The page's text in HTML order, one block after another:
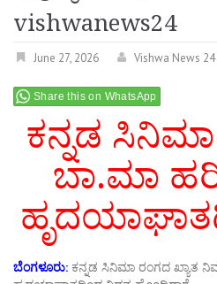
vishwanews24
June 27, 2026 Vishwa News 24
Share this on WhatsApp
ಕನ್ನಡ
ಬಾ.ಮಾ
ಬೆಂಗಳೂರು: ಕನ್ನಡ ಸಿನಿಮಾ ರಂಗದ ಖ್ಯಾತ